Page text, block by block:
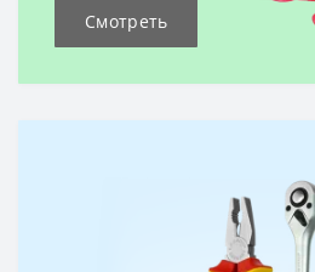
Смотреть